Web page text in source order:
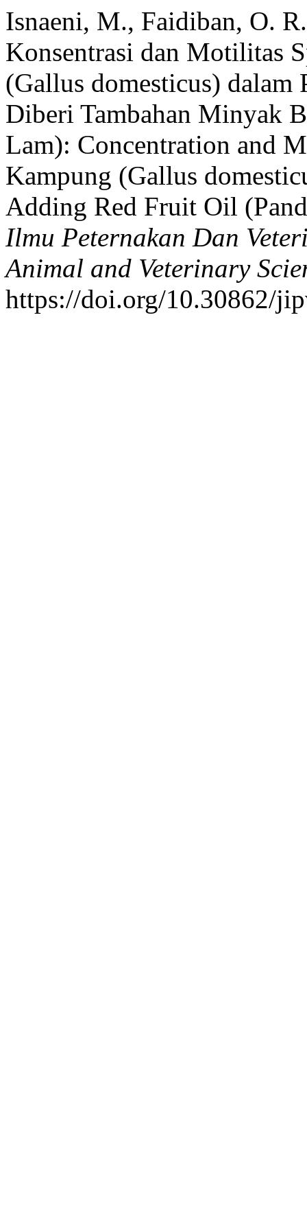
Isnaeni, M., Faidiban, O.
Konsentrasi dan Motilitas
(Gallus domesticus) dalam
Diberi Tambahan Minyak
Lam): Concentration and
Kampung (Gallus
Adding Red Fruit Oil
Ilmu Peternakan Dan
Animal and Veterinary
https://doi.org/10.30862/